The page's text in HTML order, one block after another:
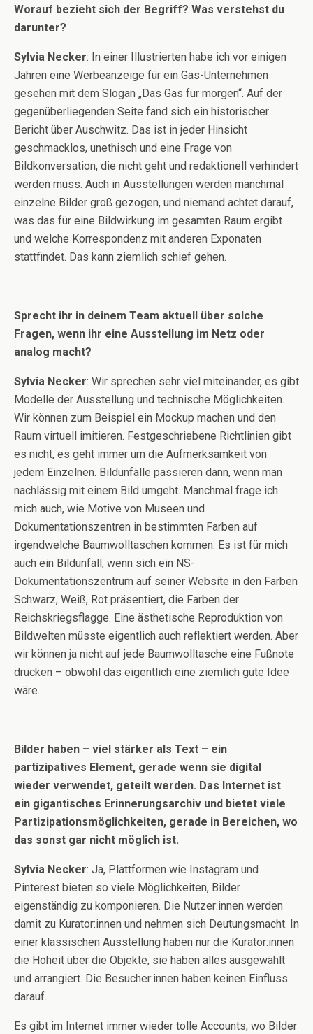
Worauf bezieht sich der Begriff? Was verstehst du
darunter?
Sylvia Necker: In einer Illustrierten habe ich vor einigen
Jahren eine Werbeanzeige für ein Gas-Unternehmen
gesehen mit dem Slogan „Das Gas für morgen“. Auf der
gegenüberliegenden Seite fand sich ein historischer
Bericht über Auschwitz. Das ist in jeder Hinsicht
geschmacklos, unethisch und eine Frage von
Bildkonversation, die nicht geht und redaktionell verhindert
werden muss. Auch in Ausstellungen werden manchmal
einzelne Bilder groß gezogen, und niemand achtet darauf,
was das für eine Bildwirkung im gesamten Raum ergibt
und welche Korrespondenz mit anderen Exponaten
stattfindet. Das kann ziemlich schief gehen.
Sprecht ihr in deinem Team aktuell über solche
Fragen, wenn ihr eine Ausstellung im Netz oder
analog macht?
Sylvia Necker: Wir sprechen sehr viel miteinander, es gibt
Modelle der Ausstellung und technische Möglichkeiten.
Wir können zum Beispiel ein Mockup machen und den
Raum virtuell imitieren. Festgeschriebene Richtlinien gibt
es nicht, es geht immer um die Aufmerksamkeit von
jedem Einzelnen. Bildunfälle passieren dann, wenn man
nachlässig mit einem Bild umgeht. Manchmal frage ich
mich auch, wie Motive von Museen und
Dokumentationszentren in bestimmten Farben auf
irgendwelche Baumwolltaschen kommen. Es ist für mich
auch ein Bildunfall, wenn sich ein NS-
Dokumentationszentrum auf seiner Website in den Farben
Schwarz, Weiß, Rot präsentiert, die Farben der
Reichskriegsflagge. Eine ästhetische Reproduktion von
Bildwelten müsste eigentlich auch reflektiert werden. Aber
wir können ja nicht auf jede Baumwolltasche eine Fußnote
drucken – obwohl das eigentlich eine ziemlich gute Idee
wäre.
Bilder haben – viel stärker als Text – ein
partizipatives Element, gerade wenn sie digital
wieder verwendet, geteilt werden. Das Internet ist
ein gigantisches Erinnerungsarchiv und bietet viele
Partizipationsmöglichkeiten, gerade in Bereichen, wo
das sonst gar nicht möglich ist.
Sylvia Necker: Ja, Plattformen wie Instagram und
Pinterest bieten so viele Möglichkeiten, Bilder
eigenständig zu komponieren. Die Nutzer:innen werden
damit zu Kurator:innen und nehmen sich Deutungsmacht. In
einer klassischen Ausstellung haben nur die Kurator:innen
die Hoheit über die Objekte, sie haben alles ausgewählt
und arrangiert. Die Besucher:innen haben keinen Einfluss
darauf.
Es gibt im Internet immer wieder tolle Accounts, wo Bilder